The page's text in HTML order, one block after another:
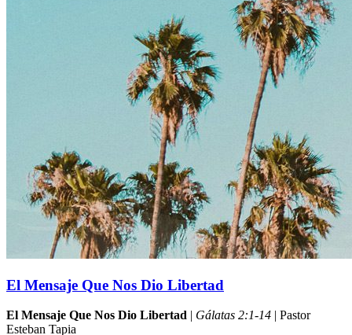
El Mensaje Que Nos Dio Libertad
El Mensaje Que Nos Dio Libertad | Gálatas 2:1-14 | Pastor
Esteban Tapia